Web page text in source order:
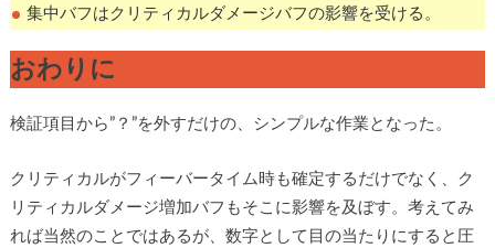
集中バフはクリティカルダメージバフの影響を受ける。
おわりに
検証項目から”？”を外すだけの、シンプルな作業となった。
クリティカルがフィーバータイム時も確定するだけでなく、ク
リティカルダメージ増加バフもそこに影響を及ぼす。考えてみ
れば当然のことではあるが、数字として目の当たりにすると圧